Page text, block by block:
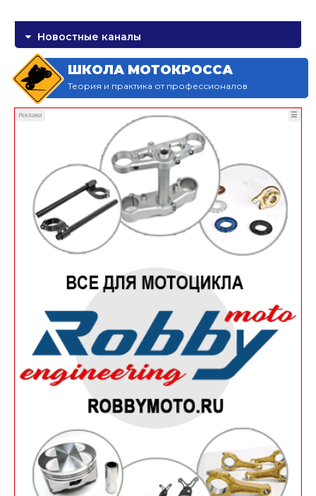
Новостные каналы
ШКОЛА МОТОКРОССА
Теория и практика от профессионалов
Реклама ☰